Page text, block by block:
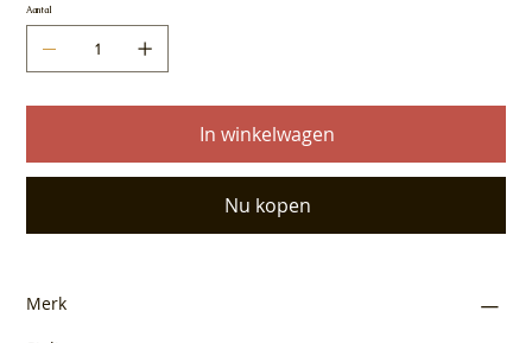
Aantal
In winkelwagen
Nu kopen
Merk